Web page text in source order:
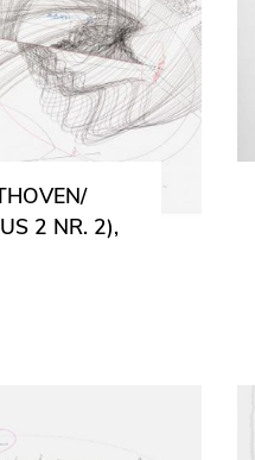
2 NR. 2),